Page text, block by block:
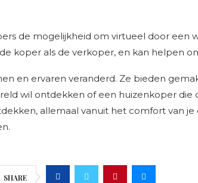
de mogelijkheid om virtueel door een
koper als de verkoper, en kan helpen
en ervaren veranderd. Ze bieden
wil ontdekken of een huizenkoper die
allemaal vanuit het comfort van je
SHARE